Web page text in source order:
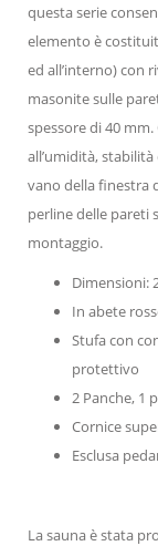
questa serie
elemento è
ed all’interno) con
masonite sulle
spessore di 40
all’umidità,
vano della finestra
perline delle pareti
montaggio.
Dimensioni:
In abete
Stufa con
protettivo
2 Panche, 1
Cornice
Esclusa
La sauna è stata